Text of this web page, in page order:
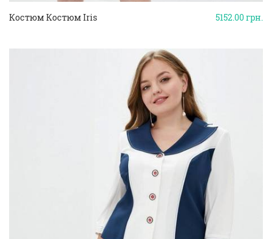
5152.00грн.
Костюм Костюм Iris